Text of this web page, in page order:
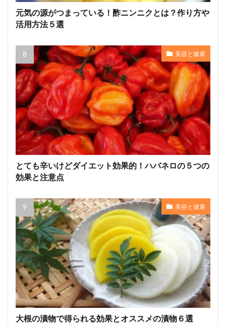
元気の源がつまっている！酢ニンニクとは？作り方や
活用方法５選
美容と健康
とても辛いけどダイエット効果的！ハバネロの５つの
効果と注意点
美容と健康
大根の漬物で得られる効果とオススメの漬物６選